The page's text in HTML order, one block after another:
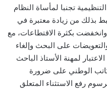
تجنبا لمأساة النظام
سنة 1997، وما يرتبط بذلك من زيادة معتبرة في
بكثرة الاقتطاعات، مع
على البحث وإلغاء
لمهنة الأستاذ الباحث
الوطني على ضرورة
رفع الاستثناء المتعلق